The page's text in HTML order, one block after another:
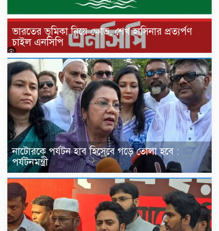
ভারতের ভূমিকা নিয়ে ক্ষোভ, শেখ হাসিনার প্রত্যর্পণ
চাইল এনসিপি
নাটোরকে পর্যটন হাব হিসেবে গড়ে তোলা হবে :
পর্যটনমন্ত্রী